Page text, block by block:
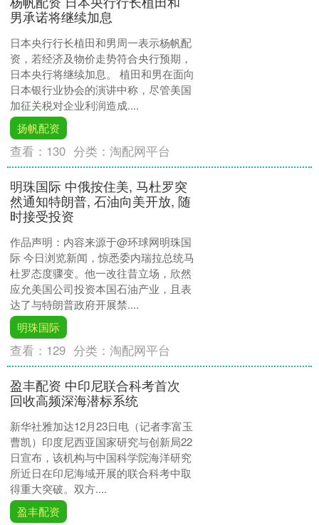
男承诺将继续加息
日本央行行长植田和男周一表示杨帆配
资，若经济及物价走势符合央行预期，
日本央行将继续加息。 植田和男在面向
日本银行业协会的演讲中称，尽管美国
加征关税对企业利润造成....
扬帆配资
查看： 130 分类：淘配网平台
明珠国际 中俄按住美, 马杜罗突
然通知特朗普, 石油向美开放, 随
时接受投资
作品声明：内容来源于@环球网明珠国
际 今日浏览新闻，惊悉委内瑞拉总统马
杜罗态度骤变。他一改往昔立场，欣然
应允美国公司投资本国石油产业，且表
达了与特朗普政府开展禁....
明珠国际
查看： 129 分类：淘配网平台
盈丰配资 中印尼联合科考首次
回收高频深海潜标系统
新华社雅加达12月23日电（记者李富玉
曹凯）印度尼西亚国家研究与创新局22
日宣布，该机构与中国科学院海洋研究
所近日在印尼海域开展的联合科考中取
得重大突破。双方....
盈丰配资